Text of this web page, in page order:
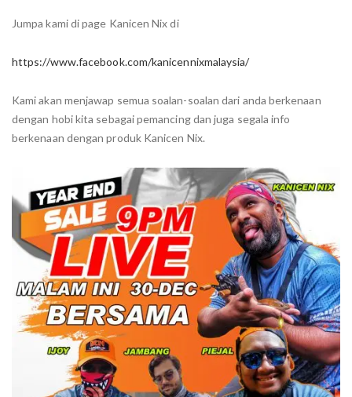
Jumpa kami di page Kanicen Nix di
https://www.facebook.com/kanicennixmalaysia/
Kami akan menjawap semua soalan-soalan dari anda berkenaan
dengan hobi kita sebagai pemancing dan juga segala info
berkenaan dengan produk Kanicen Nix.